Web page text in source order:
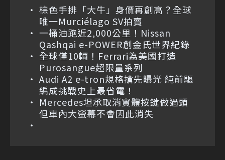
棕色手排「大牛」身價再創高？全球
唯一Murciélago SV拍賣
一桶油跑近2,000公里！Nissan
Qashqai e-POWER創金氏世界紀錄
全球僅10輛！Ferrari為美國打造
Purosangue超限量系列
Audi A2 e-tron規格搶先曝光 純前驅
編成挑戰史上最省電！
Mercedes坦承取消實體按鍵做過頭
但車內大螢幕不會因此消失